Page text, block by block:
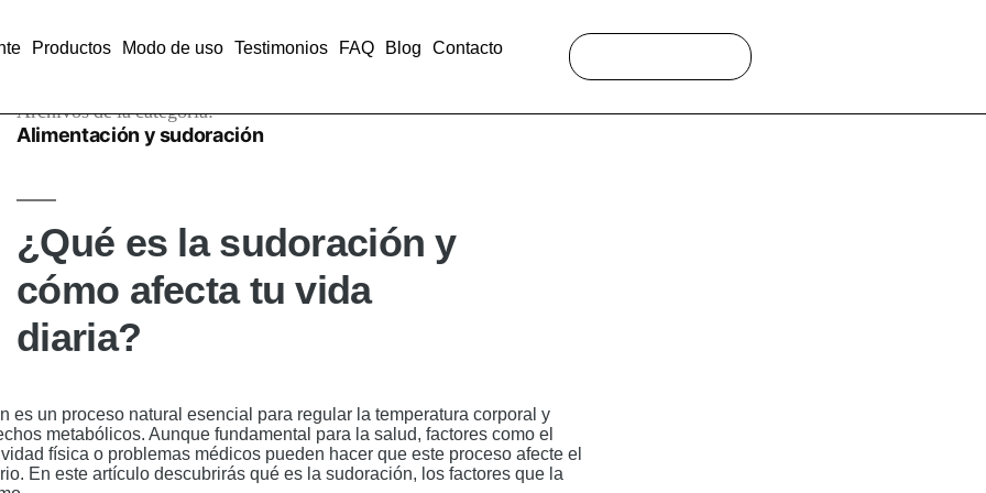
Productos Modo de uso Testimonios FAQ Blog Contacto
Archivos de la categoría:
Alimentación y sudoración
¿Qué es la sudoración y
cómo afecta tu vida
diaria?
es un proceso natural esencial para regular la temperatura corporal y
metabólicos. Aunque fundamental para la salud, factores como el
física o problemas médicos pueden hacer que este proceso afecte el
En este artículo descubrirás qué es la sudoración, los factores que la